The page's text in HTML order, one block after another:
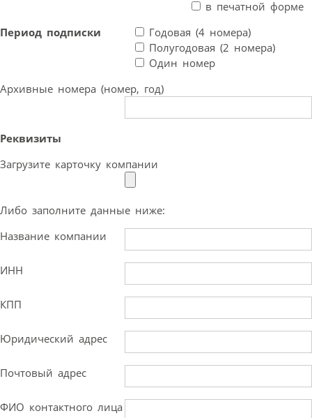
в печатной форме
Период подписки
Годовая (4 номера)
Полугодовая (2 номера)
Один номер
Архивные номера (номер, год)
Реквизиты
Загрузите карточку компании
Либо заполните данные ниже:
Название компании
ИНН
КПП
Юридический адрес
Почтовый адрес
ФИО контактного лица